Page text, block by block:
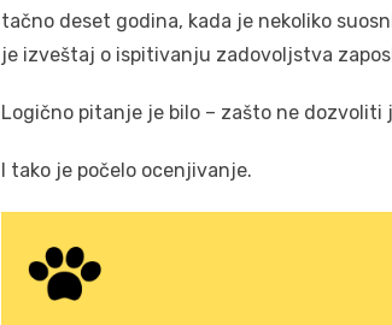
tačno deset godina, kada je nekoliko
je izveštaj o ispitivanju zadovoljstva
Logično pitanje je bilo – zašto ne
I tako je počelo ocenjivanje.